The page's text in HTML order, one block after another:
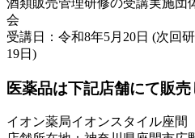
会
受講日：令和8年5月20日 (次回
19日)
医薬品は下記店舗にて販売
イオン薬局イオンスタイル座間